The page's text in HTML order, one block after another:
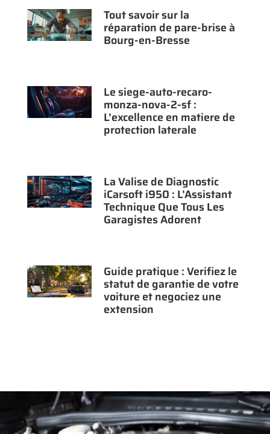
Tout savoir sur la
réparation de pare-brise à
Bourg-en-Bresse
Le siege-auto-recaro-
monza-nova-2-sf :
L’excellence en matiere de
protection laterale
La Valise de Diagnostic
iCarsoft i950 : L’Assistant
Technique Que Tous Les
Garagistes Adorent
Guide pratique : Verifiez le
statut de garantie de votre
voiture et negociez une
extension